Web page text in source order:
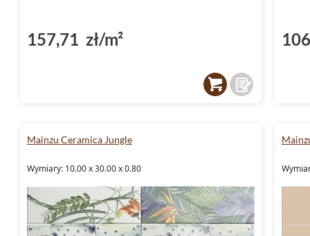
157,71 zł/m²
Mainzu Ceramica Jungle
Wymiary: 10.00 x 30.00 x 0.80